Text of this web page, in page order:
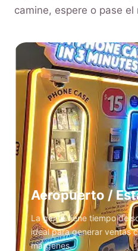
camine, espere o pase el
Aeropuerto /
La gente tiene tiempo de
ideal para generar ventas
márgenes.